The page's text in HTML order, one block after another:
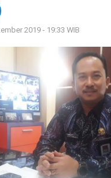
2019 - 19:33 WIB